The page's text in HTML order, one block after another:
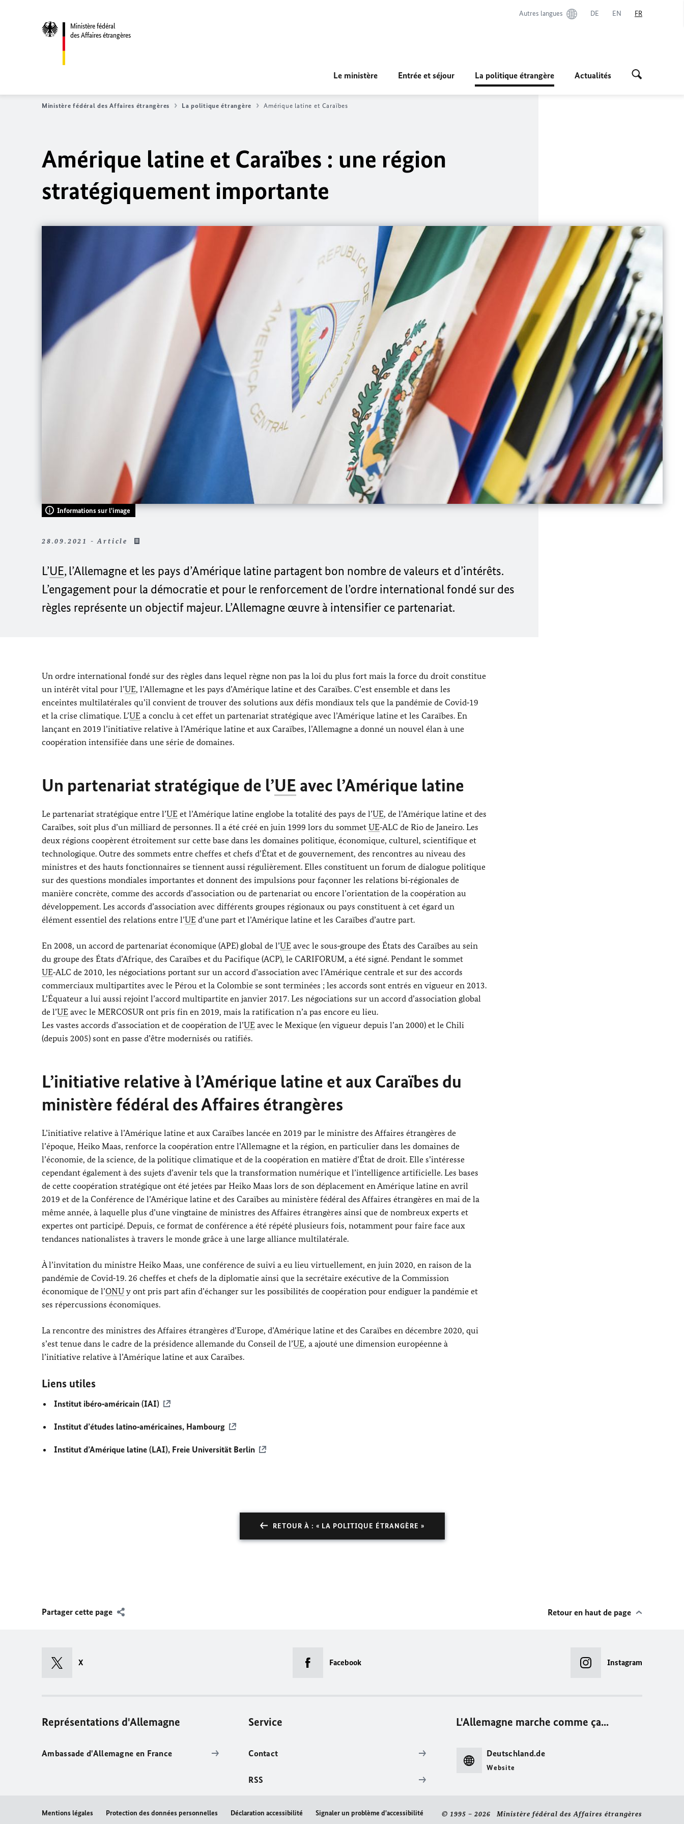
Ministère fédéral
des Affaires étrangères
Autres langues DE EN FR
Le ministère Entrée et séjour La politique étrangère Actualités
Ministère fédéral des Affaires étrangères La politique étrangère Amérique latine et Caraïbes
Amérique latine et Caraïbes : une région
stratégiquement importante
Informations sur l'image
28.09.2021 - Article
L’UE, l’Allemagne et les pays d’Amérique latine partagent bon nombre de valeurs et d’intérêts.
L’engagement pour la démocratie et pour le renforcement de l’ordre international fondé sur des
règles représente un objectif majeur. L’Allemagne œuvre à intensifier ce partenariat.
Un ordre international fondé sur des règles dans lequel règne non pas la loi du plus fort mais la force du droit constitue
un intérêt vital pour l’UE, l’Allemagne et les pays d’Amérique latine et des Caraïbes. C’est ensemble et dans les
enceintes multilatérales qu’il convient de trouver des solutions aux défis mondiaux tels que la pandémie de Covid‑19
et la crise climatique. L’UE a conclu à cet effet un partenariat stratégique avec l’Amérique latine et les Caraïbes. En
lançant en 2019 l’initiative relative à l’Amérique latine et aux Caraïbes, l’Allemagne a donné un nouvel élan à une
coopération intensifiée dans une série de domaines.
Un partenariat stratégique de l’UE avec l’Amérique latine
Le partenariat stratégique entre l’UE et l’Amérique latine englobe la totalité des pays de l’UE, de l’Amérique latine et des
Caraïbes, soit plus d’un milliard de personnes. Il a été créé en juin 1999 lors du sommet UE‑ALC de Rio de Janeiro. Les
deux régions coopèrent étroitement sur cette base dans les domaines politique, économique, culturel, scientifique et
technologique. Outre des sommets entre cheffes et chefs d’État et de gouvernement, des rencontres au niveau des
ministres et des hauts fonctionnaires se tiennent aussi régulièrement. Elles constituent un forum de dialogue politique
sur des questions mondiales importantes et donnent des impulsions pour façonner les relations bi‑régionales de
manière concrète, comme des accords d’association ou de partenariat ou encore l’orientation de la coopération au
développement. Les accords d’association avec différents groupes régionaux ou pays constituent à cet égard un
élément essentiel des relations entre l’UE d’une part et l’Amérique latine et les Caraïbes d’autre part.
En 2008, un accord de partenariat économique (APE) global de l’UE avec le sous‑groupe des États des Caraïbes au sein
du groupe des États d’Afrique, des Caraïbes et du Pacifique (ACP), le CARIFORUM, a été signé. Pendant le sommet
UE‑ALC de 2010, les négociations portant sur un accord d’association avec l’Amérique centrale et sur des accords
commerciaux multipartites avec le Pérou et la Colombie se sont terminées ; les accords sont entrés en vigueur en 2013.
L’Équateur a lui aussi rejoint l’accord multipartite en janvier 2017. Les négociations sur un accord d’association global
de l’UE avec le MERCOSUR ont pris fin en 2019, mais la ratification n’a pas encore eu lieu.
Les vastes accords d’association et de coopération de l’UE avec le Mexique (en vigueur depuis l’an 2000) et le Chili
(depuis 2005) sont en passe d’être modernisés ou ratifiés.
L’initiative relative à l’Amérique latine et aux Caraïbes du
ministère fédéral des Affaires étrangères
L’initiative relative à l’Amérique latine et aux Caraïbes lancée en 2019 par le ministre des Affaires étrangères de
l’époque, Heiko Maas, renforce la coopération entre l’Allemagne et la région, en particulier dans les domaines de
l’économie, de la science, de la politique climatique et de la coopération en matière d’État de droit. Elle s’intéresse
cependant également à des sujets d’avenir tels que la transformation numérique et l’intelligence artificielle. Les bases
de cette coopération stratégique ont été jetées par Heiko Maas lors de son déplacement en Amérique latine en avril
2019 et de la Conférence de l’Amérique latine et des Caraïbes au ministère fédéral des Affaires étrangères en mai de la
même année, à laquelle plus d’une vingtaine de ministres des Affaires étrangères ainsi que de nombreux experts et
expertes ont participé. Depuis, ce format de conférence a été répété plusieurs fois, notamment pour faire face aux
tendances nationalistes à travers le monde grâce à une large alliance multilatérale.
À l’invitation du ministre Heiko Maas, une conférence de suivi a eu lieu virtuellement, en juin 2020, en raison de la
pandémie de Covid‑19. 26 cheffes et chefs de la diplomatie ainsi que la secrétaire exécutive de la Commission
économique de l’ONU y ont pris part afin d’échanger sur les possibilités de coopération pour endiguer la pandémie et
ses répercussions économiques.
La rencontre des ministres des Affaires étrangères d’Europe, d’Amérique latine et des Caraïbes en décembre 2020, qui
s’est tenue dans le cadre de la présidence allemande du Conseil de l’UE, a ajouté une dimension européenne à
l’initiative relative à l’Amérique latine et aux Caraïbes.
Liens utiles
Institut ibéro‑américain (IAI)
Institut d’études latino‑américaines, Hambourg
Institut d’Amérique latine (LAI), Freie Universität Berlin
RETOUR À : « LA POLITIQUE ÉTRANGÈRE »
Partager cette page Retour en haut de page
X Facebook Instagram
Représentations d'Allemagne
Ambassade d'Allemagne en France
Service
Contact
RSS
L'Allemagne marche comme ça...
Deutschland.de
Website
Mentions légales Protection des données personnelles Déclaration accessibilité Signaler un problème d'accessibilité © 1995 – 2026 Ministère fédéral des Affaires étrangères